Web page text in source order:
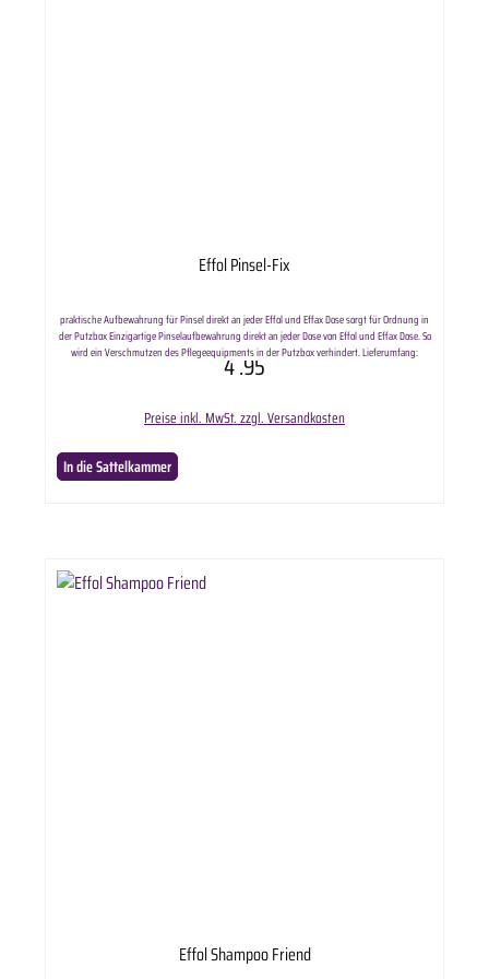
Effol Pinsel-Fix
praktische Aufbewahrung für Pinsel direkt an jeder Effol und Effax Dose sorgt für Ordnung in
der Putzbox Einzigartige Pinselaufbewahrung direkt an jeder Dose von Effol und Effax Dose. So
wird ein Verschmutzen des Pflegeequipments in der Putzbox verhindert. Lieferumfang:
ausgewählte Anzahl Effol Pinsel FIX.
4.95
Preise inkl. MwSt. zzgl. Versandkosten
In die Sattelkammer
Effol Shampoo Friend